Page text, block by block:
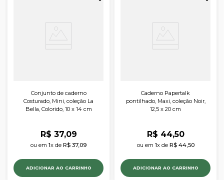
Conjunto de caderno
Costurado, Mini, coleção La
Bella, Colorido, 10 x 14 cm
R$ 37,09
ou em 1x de R$ 37,09
ADICIONAR AO CARRINHO
Caderno Papertalk
pontilhado, Maxi, coleção Noir,
12,5 x 20 cm
R$ 44,50
ou em 1x de R$ 44,50
ADICIONAR AO CARRINHO